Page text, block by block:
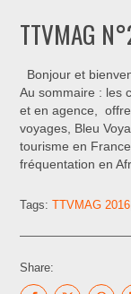
TTVMAG
Bonjour et
Au sommaire : les
et en agence,
voyages, Bleu
tourisme en
fréquentation en
Tags:TTVMAG 2016
Share: